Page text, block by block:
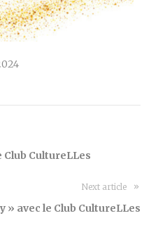
CultureLLes
Next article
avec le Club CultureLLes